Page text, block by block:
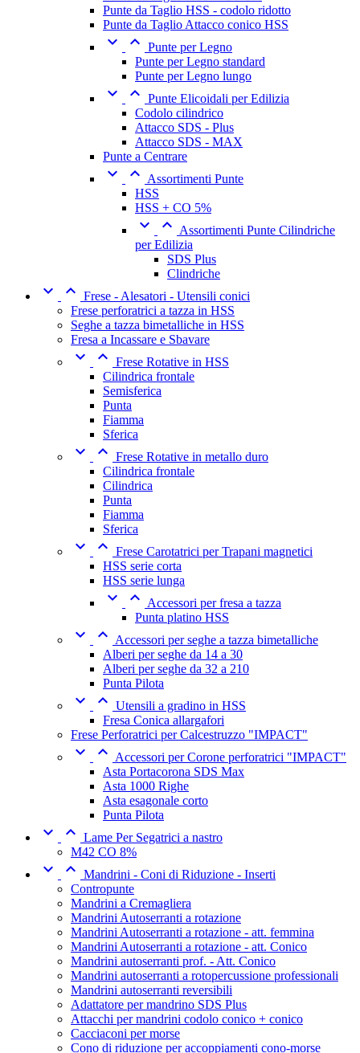
Punte da Taglio HSS - codolo ridotto
Punte da Taglio Attacco conico HSS
  Punte per Legno
Punte per Legno standard
Punte per Legno lungo
  Punte Elicoidali per Edilizia
Codolo cilindrico
Attacco SDS - Plus
Attacco SDS - MAX
Punte a Centrare
  Assortimenti Punte
HSS
HSS + CO 5%
  Assortimenti Punte Cilindriche
per Edilizia
SDS Plus
Clindriche
  Frese - Alesatori - Utensili conici
Frese perforatrici a tazza in HSS
Seghe a tazza bimetalliche in HSS
Fresa a Incassare e Sbavare
  Frese Rotative in HSS
Cilindrica frontale
Semisferica
Punta
Fiamma
Sferica
  Frese Rotative in metallo duro
Cilindrica frontale
Cilindrica
Punta
Fiamma
Sferica
  Frese Carotatrici per Trapani magnetici
HSS serie corta
HSS serie lunga
  Accessori per fresa a tazza
Punta platino HSS
  Accessori per seghe a tazza bimetalliche
Alberi per seghe da 14 a 30
Alberi per seghe da 32 a 210
Punta Pilota
  Utensili a gradino in HSS
Fresa Conica allargafori
Frese Perforatrici per Calcestruzzo "IMPACT"
  Accessori per Corone perforatrici "IMPACT"
Asta Portacorona SDS Max
Asta 1000 Righe
Asta esagonale corto
Punta Pilota
  Lame Per Segatrici a nastro
M42 CO 8%
  Mandrini - Coni di Riduzione - Inserti
Contropunte
Mandrini a Cremagliera
Mandrini Autoserranti a rotazione
Mandrini Autoserranti a rotazione - att. femmina
Mandrini Autoserranti a rotazione - att. Conico
Mandrini autoserranti prof. - Att. Conico
Mandrini autoserranti a rotopercussione professionali
Mandrini autoserranti reversibili
Adattatore per mandrino SDS Plus
Attacchi per mandrini codolo conico + conico
Cacciaconi per morse
Cono di riduzione per accoppiamenti cono-morse